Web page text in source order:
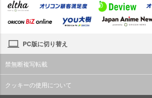
PC版に切り替え
禁無断複写転載
クッキーの使用について